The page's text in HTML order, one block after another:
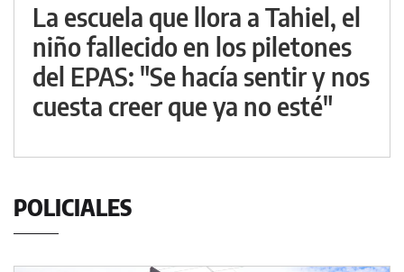
La escuela que llora a Tahiel, el
niño fallecido en los piletones
del EPAS: "Se hacía sentir y nos
cuesta creer que ya no esté"
POLICIALES